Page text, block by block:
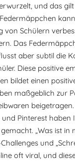
und das
von Schülern
Das
aber subtil die
Diese positive
bildet einen
maßgeblich zur
und Pinterest haben
„Was ist in
und
oft viral, und